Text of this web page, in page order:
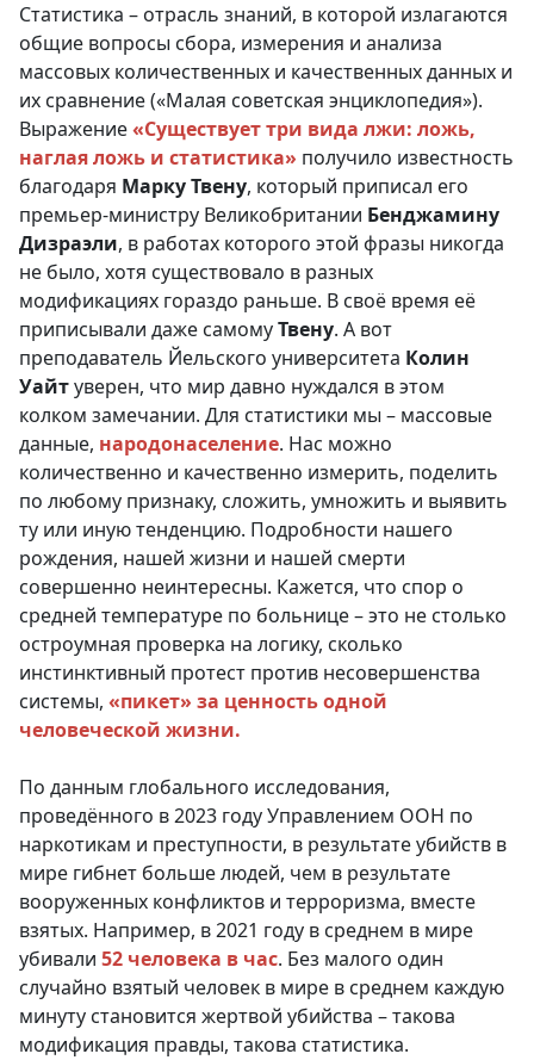
Статистика – отрасль знаний, в которой излагаются
общие вопросы сбора, измерения и анализа
массовых количественных и качественных данных и
их сравнение («Малая советская энциклопедия»).
Выражение«Существует три вида лжи: ложь,
наглая ложь и статистика» получило известность
благодаря Марку Твену, который приписал его
премьер-министру Великобритании Бенджамину
Дизраэли, в работах которого этой фразы никогда
не было, хотя существовало в разных
модификациях гораздо раньше. В своё время её
приписывали даже самомуТвену. А вот
преподаватель Йельского университета Колин
Уайтуверен, что мир давно нуждался в этом
колком замечании. Для статистики мы – массовые
данные, народонаселение. Нас можно
количественно и качественно измерить, поделить
по любому признаку, сложить, умножить и выявить
ту или иную тенденцию. Подробности нашего
рождения, нашей жизни и нашей смерти
совершенно неинтересны. Кажется, что спор о
средней температуре по больнице – это не столько
остроумная проверка на логику, сколько
инстинктивный протест против несовершенства
системы, «пикет» за ценность одной
человеческой жизни.
По данным глобального исследования,
проведённого в 2023 году Управлением ООН по
наркотикам и преступности, в результате убийств в
мире гибнет больше людей, чем в результате
вооруженных конфликтов и терроризма, вместе
взятых. Например, в 2021 году в среднем в мире
убивали 52 человека в час. Без малого один
случайно взятый человек в мире в среднем каждую
минуту становится жертвой убийства – такова
модификация правды, такова статистика.